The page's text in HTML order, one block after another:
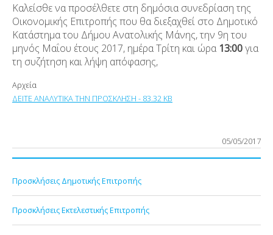
Καλείσθε να προσέλθετε στη δημόσια συνεδρίαση της
Οικονομικής Επιτροπής που θα διεξαχθεί στο Δημοτικό
Κατάστημα του Δήμου Ανατολικής Μάνης, την 9η του
μηνός Μαΐου έτους 2017, ημέρα Τρίτη και ώρα 13:00για
τη συζήτηση και λήψη απόφασης,
Αρχεία
ΔΕΙΤΕ ΑΝΑΛΥΤΙΚΑ ΤΗΝ ΠΡΟΣΚΛΗΣΗ - 83.32 KB
05/05/2017
Προσκλήσεις Δημοτικής Επιτροπής
Προσκλήσεις Εκτελεστικής Επιτροπής